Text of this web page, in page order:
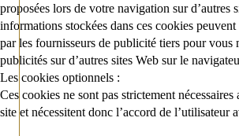
proposées lors de votre navigation sur d’autres
informations stockées dans ces cookies
par les fournisseurs de publicité tiers pour vous
publicités sur d’autres sites Web sur le
Les cookies optionnels :
Ces cookies ne sont pas strictement
site et nécessitent donc l’accord de l’utilisateur